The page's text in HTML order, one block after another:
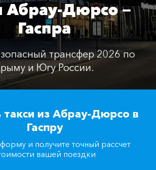
Отзывы
Контакты
90-04
Заказать такси
Абрау-Дюрсо —
Гаспра
трансфер 2026 по
и Югу России.
такси из Абрау-Дюрсо в
Гаспру
и получите точный рассчет
вашей поездки